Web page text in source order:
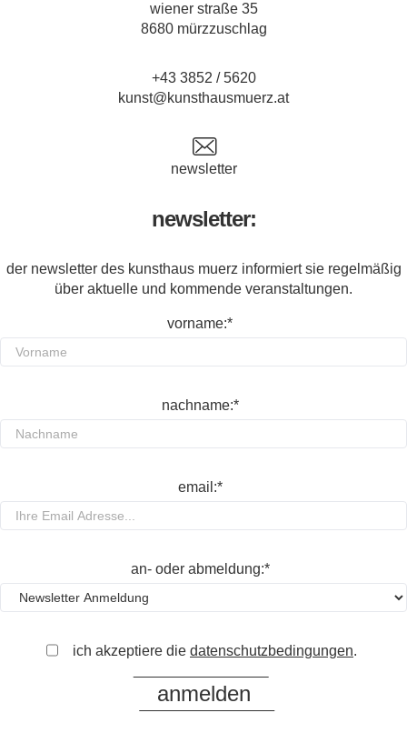
wiener straße 35
8680 mürzzuschlag
+43 3852 / 5620
kunst@kunsthausmuerz.at
newsletter
newsletter:
der newsletter des kunsthaus muerz informiert sie regelmäßig
über aktuelle und kommende veranstaltungen.
vorname:*
nachname:*
email:*
an- oder abmeldung:*
ich akzeptiere die datenschutzbedingungen.